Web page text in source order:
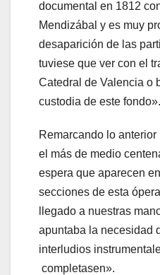
documental en 1812
Mendizábal y es muy
desaparición de las
tuviese que ver con el
Catedral de Valencia o
custodia de este fondo».
Remarcando lo
el más de medio
espera que aparecen
secciones de esta
llegado a nuestras
apuntaba la necesidad
interludios
completasen».